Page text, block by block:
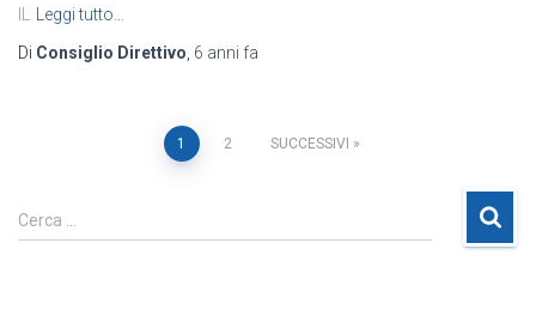
Leggi tutto…
Di Consiglio Direttivo 6 anni fa
1 2 SUCCESSIVI
Cerca …